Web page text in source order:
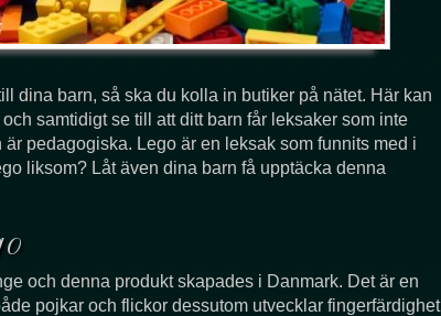
dina barn, så ska du kolla in butiker på nätet. Här kan
samtidigt se till att ditt barn får leksaker som inte
pedagogiska. Lego är en leksak som funnits med i
liksom? Låt även dina barn få upptäcka denna
och denna produkt skapades i Danmark. Det är en
pojkar och flickor dessutom utvecklar fingerfärdighet